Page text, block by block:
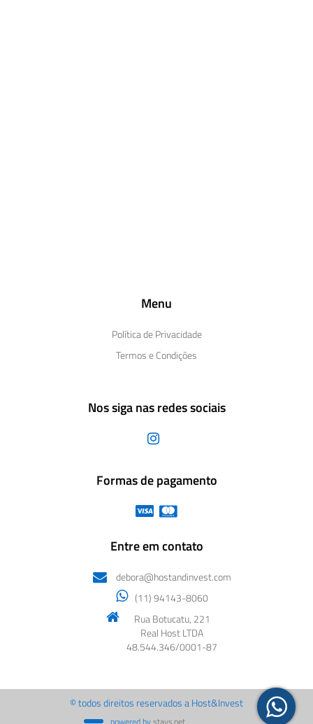
Menu
Política de Privacidade
Termos e Condições
Nos siga nas redes sociais
Formas de pagamento
Entre em contato
debora@hostandinvest.com
(11) 94143-8060
Rua Botucatu, 221
Real Host LTDA
48.544.346/0001-87
© todos direitos reservados a Host&Invest
powered bystays.net